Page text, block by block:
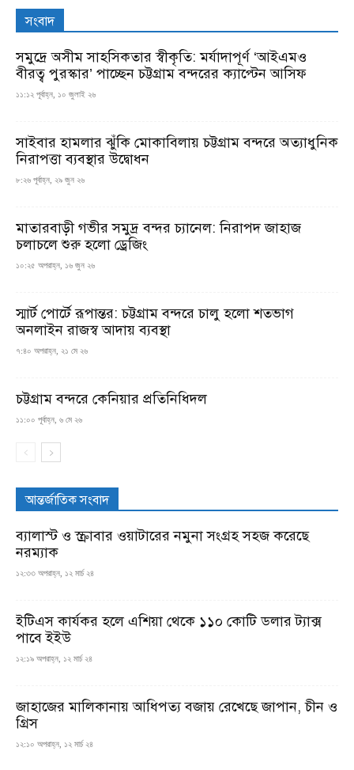
সংবাদ
সমুদ্রে অসীম সাহসিকতার স্বীকৃতি: মর্যাদাপূর্ণ ‘আইএমও
বীরত্ব পুরস্কার’ পাচ্ছেন চট্টগ্রাম বন্দরের ক্যাপ্টেন আসিফ
১১:১২ পূর্বাহ্ন, ১০ জুলাই ২৬
সাইবার হামলার ঝুঁকি মোকাবিলায় চট্টগ্রাম বন্দরে অত্যাধুনিক
নিরাপত্তা ব্যবস্থার উদ্বোধন
৮:২৬ পূর্বাহ্ন, ২৯ জুন ২৬
মাতারবাড়ী গভীর সমুদ্র বন্দর চ্যানেল: নিরাপদ জাহাজ
চলাচলে শুরু হলো ড্রেজিং
১০:২৫ অপরাহ্ন, ১৬ জুন ২৬
স্মার্ট পোর্টে রূপান্তর: চট্টগ্রাম বন্দরে চালু হলো শতভাগ
অনলাইন রাজস্ব আদায় ব্যবস্থা
৭:৪০ অপরাহ্ন, ২১ মে ২৬
চট্টগ্রাম বন্দরে কেনিয়ার প্রতিনিধিদল
১১:০০ পূর্বাহ্ন, ৬ মে ২৬
আন্তর্জাতিক সংবাদ
ব্যালাস্ট ও স্ক্রাবার ওয়াটারের নমুনা সংগ্রহ সহজ করেছে
নরম্যাক
১২:৩৩ অপরাহ্ন, ১২ মার্চ ২৪
ইটিএস কার্যকর হলে এশিয়া থেকে ১১০ কোটি ডলার ট্যাক্স
পাবে ইইউ
১২:১৯ অপরাহ্ন, ১২ মার্চ ২৪
জাহাজের মালিকানায় আধিপত্য বজায় রেখেছে জাপান, চীন ও
গ্রিস
১২:১০ অপরাহ্ন, ১২ মার্চ ২৪